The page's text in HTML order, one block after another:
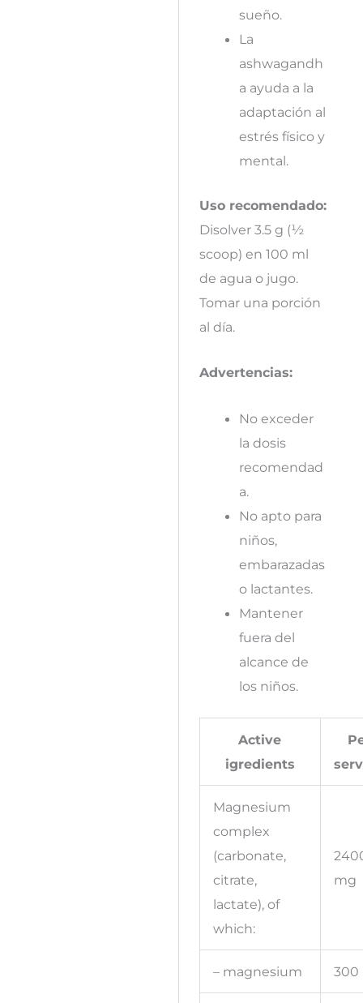
sueño.
La
ashwagandh
a ayuda a la
adaptación al
estrés físico y
mental.
Uso recomendado:
Disolver 3.5 g (½
scoop) en 100 ml
de agua o jugo.
Tomar una porción
al día.
Advertencias:
No exceder
la dosis
recomendad
a.
No apto para
niños,
embarazadas
o lactantes.
Mantener
fuera del
alcance de
los niños.
Active
igredients
Magnesium
complex
(carbonate,
citrate,
lactate), of
which:
mg
– magnesium 300